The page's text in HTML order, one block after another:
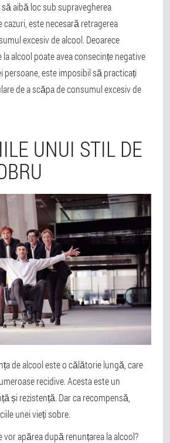
aibă loc sub supravegherea
cazuri, este necesară retragerea
excesiv de alcool. Deoarece
alcool poate avea consecințe negative
este imposibil să practicați
de a scăpa de consumul excesiv de
UNUI STIL DE
de alcool este o călătorie lungă, care
recidive. Acesta este un
și rezistență. Dar ca recompensă,
unei vieți sobre.
vor apărea după renunțarea la alcool?